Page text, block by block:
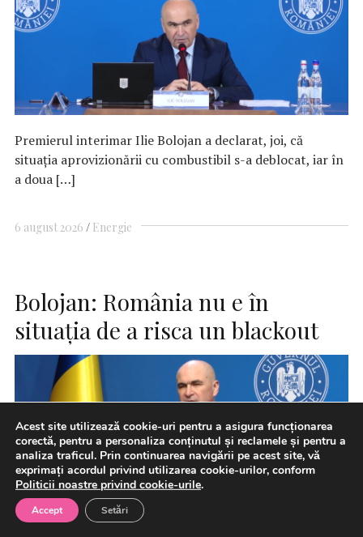
Premierul interimar Ilie Bolojan a declarat, joi, că
situaţia aprovizionării cu combustibil s-a deblocat, iar în
a doua […]
6 august 2026 Energie
Bolojan: România nu e în
situaţia de a risca un blackout
Acest site utilizează cookie-uri pentru a asigura funcționarea
corectă, pentru a personaliza conținutul și reclamele și pentru a
analiza traficul. Prin continuarea navigării pe acest site, vă
exprimați acordul privind utilizarea cookie-urilor, conform
Politicii noastre privind cookie-urile.
Accept Setări